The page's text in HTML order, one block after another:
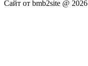
Сайт от bmb2site @ 2026